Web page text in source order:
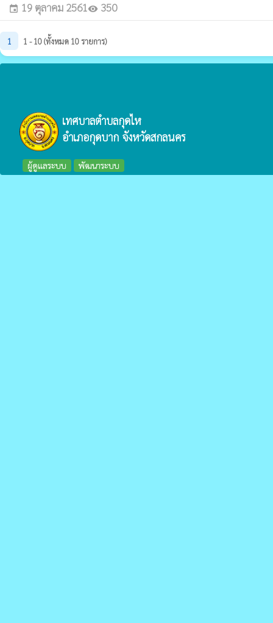
event 19 ตุลาคม 2561visibility 350
1 1 - 10 (ทั้งหมด 10 รายการ)
เทศบาลตำบลกุดไห
อำเภอกุดบาก จังหวัดสกลนคร
ผู้ดูแลระบบ พัฒนาระบบ